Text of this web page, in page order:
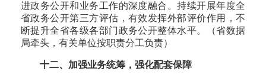
进政务公开和业务工作的深度融合。持续开展年度全
省政务公开第三方评估，有效发挥外部评价作用，不
断提升全省各级各部门政务公开整体水平。（省数据
局牵头，有关单位按职责分工负责）
十二、加强业务统筹，强化配套保障